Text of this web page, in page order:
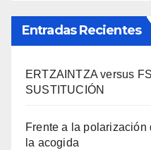
Entradas Recientes
ERTZAINTZA versus
SUSTITUCIÓN
Frente a la
la acogida